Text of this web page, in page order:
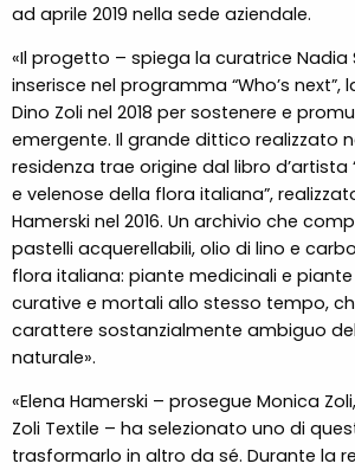
ad aprile 2019 nella sede aziendale.
«Il progetto – spiega la curatrice Nadia
inserisce nel programma “Who’s
Dino Zoli nel 2018 per sostenere e
emergente. Il grande dittico realizzato
residenza trae origine dal libro d’artista
e velenose della flora italiana”,
Hamerski nel 2016. Un archivio che
pastelli acquerellabili, olio di lino e
flora italiana: piante medicinali e
curative e mortali allo stesso tempo,
carattere sostanzialmente ambiguo
naturale».
«Elena Hamerski – prosegue Monica
Zoli Textile – ha selezionato uno di
trasformarlo in altro da sé. Durante la